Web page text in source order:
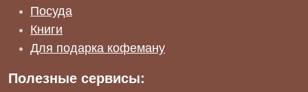
Посуда
Книги
Для подарка кофеману
Полезные сервисы: